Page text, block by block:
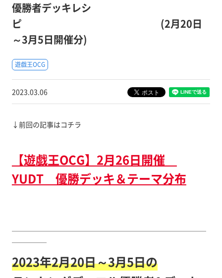
優勝者デッキレシ
ピ (2月20日
～3月5日開催分)
遊戯王OCG
2023.03.06
↓前回の記事はコチラ
【遊戯王OCG】2月26日開催
YUDT 優勝デッキ＆テーマ分布
￣￣￣￣￣￣￣￣￣￣￣￣￣￣￣￣￣￣￣￣￣￣￣￣￣￣￣￣
￣￣￣￣￣
2023年2月20日～3月5日の